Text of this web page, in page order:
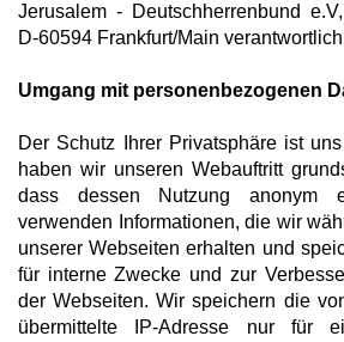
Jerusalem - Deutschherrenbund
D-60594 Frankfurt/Main
Umgang mit personenbezogenen
Der Schutz Ihrer Privatsphäre ist
haben wir unseren Webauftritt
dass dessen Nutzung anonym
verwenden Informationen, die wir
unserer Webseiten erhalten und
für interne Zwecke und zur
der Webseiten. Wir speichern die
übermittelte IP-Adresse nur für